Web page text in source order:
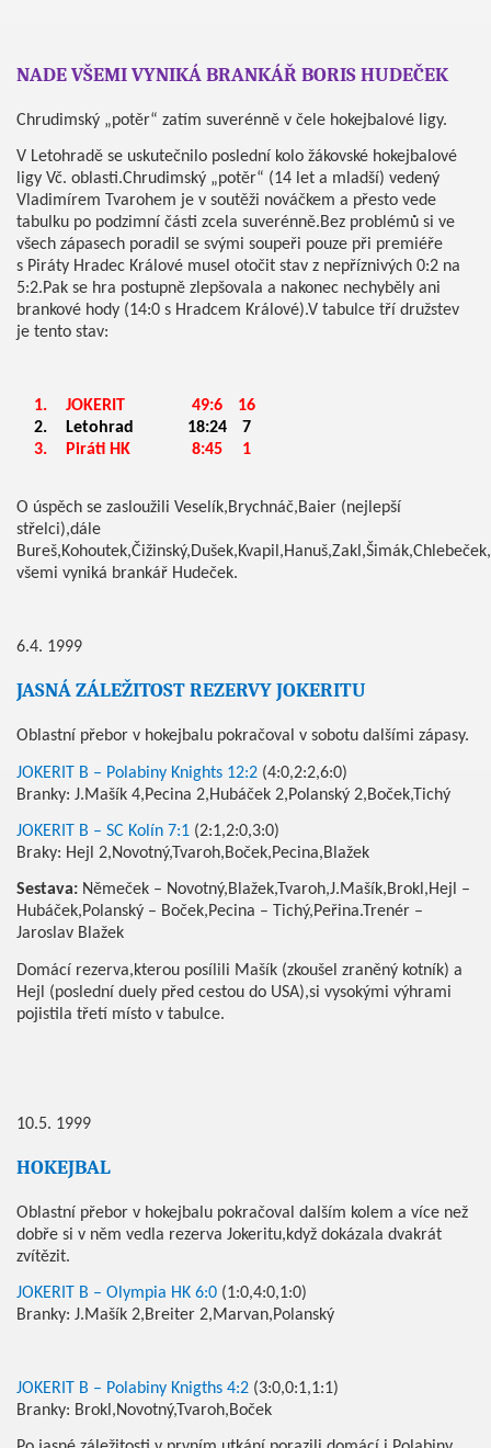
NADE VŠEMI VYNIKÁ BRANKÁŘ BORIS HUDEČEK
Chrudimský „potěr“ zatím suverénně v čele hokejbalové ligy.
V Letohradě se uskutečnilo poslední kolo žákovské hokejbalové
ligy Vč. oblasti.Chrudimský „potěr“ (14 let a mladší) vedený
Vladimírem Tvarohem je v soutěži nováčkem a přesto vede
tabulku po podzimní části zcela suverénně.Bez problémů si ve
všech zápasech poradil se svými soupeři pouze při premiéře
s Piráty Hradec Králové musel otočit stav z nepříznivých 0:2 na
5:2.Pak se hra postupně zlepšovala a nakonec nechyběly ani
brankové hody (14:0 s Hradcem Králové).V tabulce tří družstev
je tento stav:
1. JOKERIT 49:6
16
2.
Letohrad 18:24
7
3.
Piráti HK 8:45 1
O úspěch se zasloužili Veselík,Brychnáč,Baier (nejlepší
střelci),dále
všemi vyniká brankář Hudeček.
6.4. 1999
JASNÁ ZÁLEŽITOST REZERVY JOKERITU
Oblastní přebor v hokejbalu pokračoval v sobotu dalšími zápasy.
JOKERIT B – Polabiny Knights 12:2 (4:0,2:2,6:0)
Branky: J.Mašík 4,Pecina 2,Hubáček 2,Polanský 2,Boček,Tichý
JOKERIT B – SC Kolín 7:1 (2:1,2:0,3:0)
Braky: Hejl 2,Novotný,Tvaroh,Boček,Pecina,Blažek
Sestava: Němeček – Novotný,Blažek,Tvaroh,J.Mašík,Brokl,Hejl –
Hubáček,Polanský – Boček,Pecina – Tichý,Peřina.Trenér –
Jaroslav Blažek
Domácí rezerva,kterou posílili Mašík (zkoušel zraněný kotník) a
Hejl (poslední duely před cestou do USA),si vysokými výhrami
pojistila třetí místo v tabulce.
10.5. 1999
HOKEJBAL
Oblastní přebor v hokejbalu pokračoval dalším kolem a více než
dobře si v něm vedla rezerva Jokeritu,když dokázala dvakrát
zvítězit.
JOKERIT B – Olympia HK 6:0 (1:0,4:0,1:0)
Branky: J.Mašík 2,Breiter 2,Marvan,Polanský
JOKERIT B – Polabiny Knigths 4:2 (3:0,0:1,1:1)
Branky: Brokl,Novotný,Tvaroh,Boček